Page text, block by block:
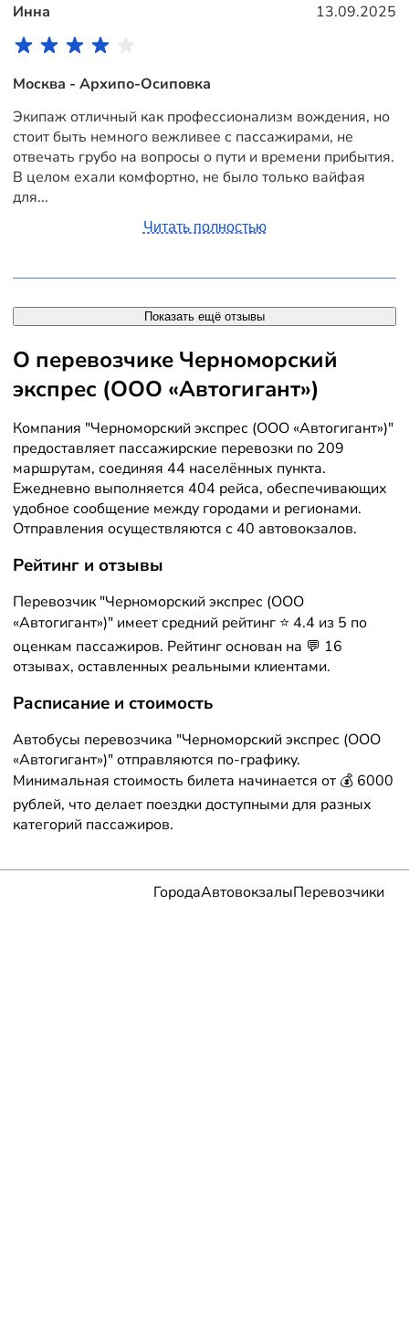
Инна 13.09.2025
Москва - Архипо-Осиповка
Экипаж отличный как профессионализм вождения, но
стоит быть немного вежливее с пассажирами, не
отвечать грубо на вопросы о пути и времени прибытия.
В целом ехали комфортно, не было только вайфая
для...
Читать полностью
Показать ещё отзывы
О перевозчике Черноморский
экспрес (ООО «Автогигант»)
Компания "Черноморский экспрес (ООО «Автогигант»)"
предоставляет пассажирские перевозки по 209
маршрутам, соединяя 44 населённых пункта.
Ежедневно выполняется 404 рейса, обеспечивающих
удобное сообщение между городами и регионами.
Отправления осуществляются с 40 автовокзалов.
Рейтинг и отзывы
Перевозчик "Черноморский экспрес (ООО
«Автогигант»)" имеет средний рейтинг ⭐ 4.4 из 5 по
оценкам пассажиров. Рейтинг основан на 💬 16
отзывах, оставленных реальными клиентами.
Расписание и стоимость
Автобусы перевозчика "Черноморский экспрес (ООО
«Автогигант»)" отправляются по-графику.
Минимальная стоимость билета начинается от 💰 6000
рублей, что делает поездки доступными для разных
категорий пассажиров.
ГородаАвтовокзалыПеревозчики